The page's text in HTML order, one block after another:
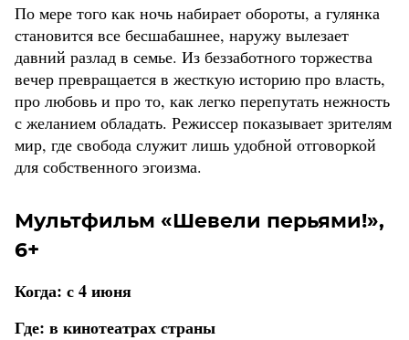
По мере того как ночь набирает обороты, а гулянка
становится все бесшабашнее, наружу вылезает
давний разлад в семье. Из беззаботного торжества
вечер превращается в жесткую историю про власть,
про любовь и про то, как легко перепутать нежность
с желанием обладать. Режиссер показывает зрителям
мир, где свобода служит лишь удобной отговоркой
для собственного эгоизма.
Мультфильм «Шевели перьями!»,
6+
Когда: с 4 июня
Где: в кинотеатрах страны